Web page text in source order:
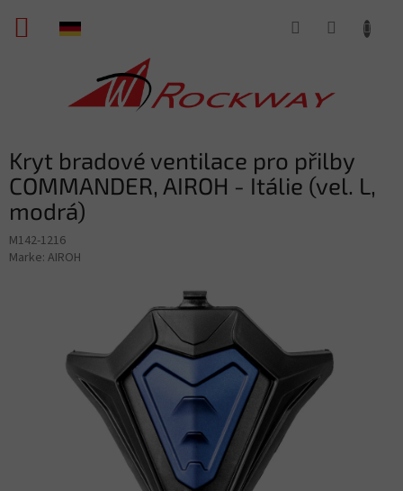
Inhalt
springen
WARENKORB
Kryt bradové ventilace pro přilby
COMMANDER, AIROH - Itálie (vel. L,
modrá)
M142-1216
Marke: AIROH